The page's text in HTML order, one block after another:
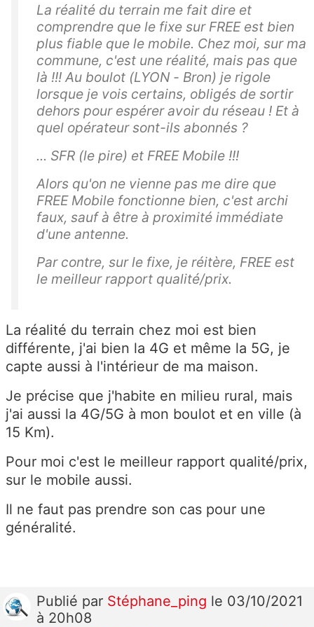
La réalité du terrain me fait dire et
comprendre que le fixe sur FREE est bien
plus fiable que le mobile. Chez moi, sur ma
commune, c'est une réalité, mais pas que
là !!! Au boulot (LYON - Bron) je rigole
lorsque je vois certains, obligés de sortir
dehors pour espérer avoir du réseau ! Et à
quel opérateur sont-ils abonnés ?
... SFR (le pire) et FREE Mobile !!!
Alors qu'on ne vienne pas me dire que
FREE Mobile fonctionne bien, c'est archi
faux, sauf à être à proximité immédiate
d'une antenne.
Par contre, sur le fixe, je réitère, FREE est
le meilleur rapport qualité/prix.
La réalité du terrain chez moi est bien
différente, j'ai bien la 4G et même la 5G, je
capte aussi à l'intérieur de ma maison.
Je précise que j'habite en milieu rural, mais
j'ai aussi la 4G/5G à mon boulot et en ville (à
15 Km).
Pour moi c'est le meilleur rapport qualité/prix,
sur le mobile aussi.
Il ne faut pas prendre son cas pour une
généralité.
Publié par Stéphane_ping le 03/10/2021
à 20h08